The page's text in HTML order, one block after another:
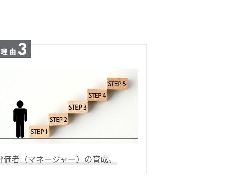
価者（マネージャー）の育成。